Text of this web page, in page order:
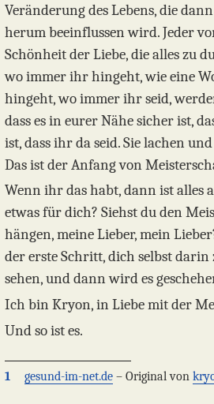
Veränderung des Lebens, die
herum beeinflussen wird. Jeder
Schönheit der Liebe, die alles zu
wo immer ihr hingeht, wie eine
hingeht, wo immer ihr seid,
dass es in eurer Nähe sicher ist,
ist, dass ihr da seid. Sie lachen
Das ist der Anfang von
Wenn ihr das habt, dann ist alles
etwas für dich? Siehst du den
hängen, meine Lieber, mein
der erste Schritt, dich selbst darin
sehen, und dann wird es
Ich bin Kryon, in Liebe mit der
Und so ist es.
1 gesund-im-net.de – Original von